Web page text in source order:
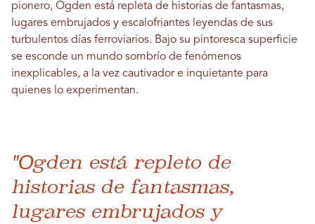
pionero, Ogden está repleta de historias de fantasmas,
lugares embrujados y escalofriantes leyendas de sus
turbulentos días ferroviarios. Bajo su pintoresca superficie
se esconde un mundo sombrío de fenómenos
inexplicables, a la vez cautivador e inquietante para
quienes lo experimentan.
"Ogden está repleto de
historias de fantasmas,
lugares embrujados y